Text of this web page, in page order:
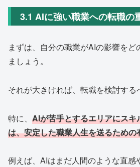
3.1 AIに強い職業への転職の
まずは、自分の職業がAIの影響をど
ましょう。
それが大きければ、転職を検討する
特に、 AIが苦手とするエリアにス
は、安定した職業人生を送るための
例えば、AIはまだ人間のような直感